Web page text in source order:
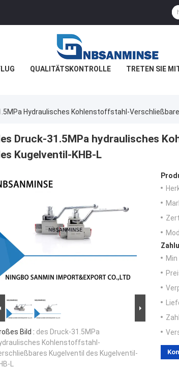
QUALITÄTSKONTROLLE TRETEN SIE
Hydraulisches Kohlenstoffstahl-
Druck-31.5MPa hydraulisches
Kugelventil-KHB-L
Bild : des Druck-31.5MPa
Kohlenstoffstahl-
Kugelventil des Kugelventil-
L